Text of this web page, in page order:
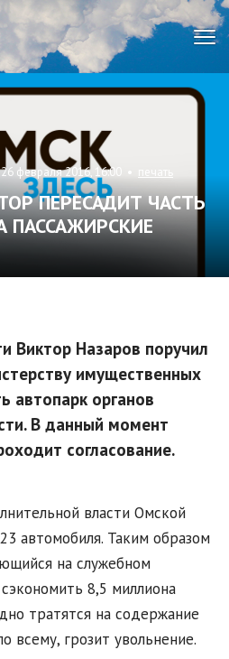
февраля 2016, 16:00 • печать
ПЕРЕСАДИТ ЧАСТЬ
ПАССАЖИРСКИЕ
Виктор Назаров поручил
имущественных
автопарк органов
В данный момент
согласование.
власти Омской
автомобиля. Таким образом
на служебном
8,5 миллиона
тратятся на содержание
всему, грозит увольнение.